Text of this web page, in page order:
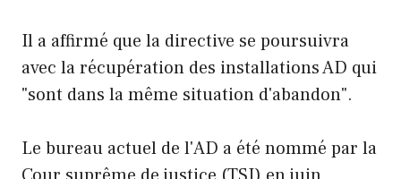
Il a affirmé que la directive se poursuivra
avec la récupération des installations AD qui
"sont dans la même situation d'abandon".
Le bureau actuel de l'AD a été nommé par la